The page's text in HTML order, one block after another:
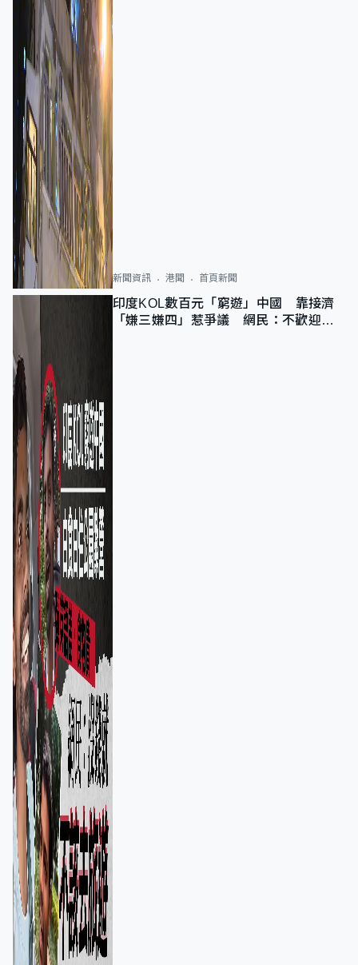
新聞資訊 港聞 首頁新聞
印度KOL數百元「窮遊」中國 靠接濟
「嫌三嫌四」惹爭議 網民：不歡迎劣